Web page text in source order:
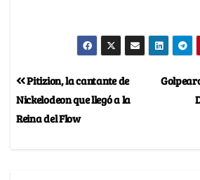
Pitizion, la cantante de
Nickelodeon que llegó a la
Reina del Flow